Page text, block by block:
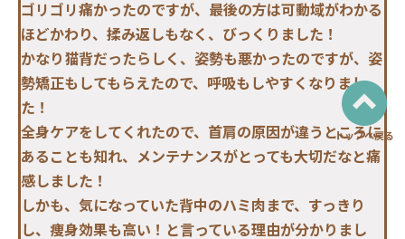
ゴリゴリ痛かったのですが、最後の方は可動域がわかる
ほどかわり、揉み返しもなく、びっくりました！
かなり猫背だったらしく、姿勢も悪かったのですが、姿
勢矯正もしてもらえたので、呼吸もしやすくなりまし
た！
全身ケアをしてくれたので、首肩の原因が違うところに
あることも知れ、メンテナンスがとっても大切だなと痛
感しました！
しかも、気になっていた背中のハミ肉まで、すっきり
し、痩身効果も高い！と言っている理由が分かりまし
トップへ戻る